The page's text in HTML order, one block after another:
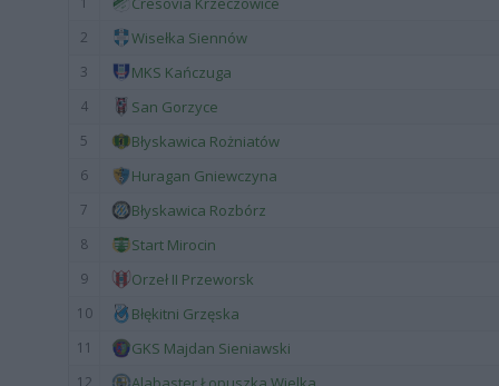
2 Wisełka Siennów
3 MKS Kańczuga
4 San Gorzyce
5 Błyskawica Rożniatów
6 Huragan Gniewczyna
7 Błyskawica Rozbórz
8 Start Mirocin
9 Orzeł II Przeworsk
10 Błękitni Grzęska
11 GKS Majdan Sieniawski
12